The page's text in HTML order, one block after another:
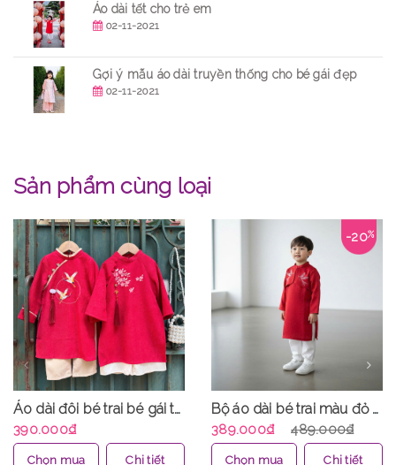
Áo dài tết cho trẻ em
02-11-2021
Gợi ý mẫu áo dài truyền thống cho bé gái đẹp
02-11-2021
Sản phẩm cùng loại
Áo dài đôi bé trai bé gái thêu hạc thêu hoa nhung tăm mịn kèm quần cực xinh MamLa CC213
390.000₫
Chọn mua Chi tiết
-20%
Bộ áo dài bé trai màu đỏ thêu chim én chất lụa Dubai mịn mát áo kèm quần MamLa CC210
389.000₫ 489.000₫
Chọn mua Chi tiết